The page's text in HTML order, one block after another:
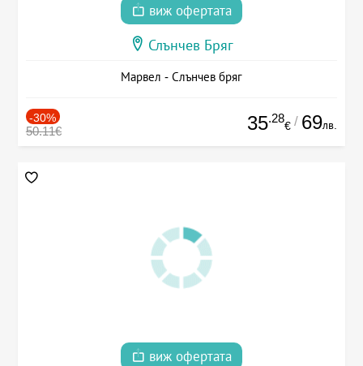
виж офертата
Слънчев Бряг
Марвел - Слънчев бряг
-30%
50.11€ 35.28
€ / 69лв.
виж офертата